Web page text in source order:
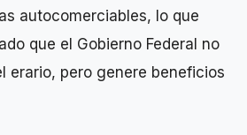
autocomerciables, lo que
que el Gobierno Federal no
erario, pero genere beneficios